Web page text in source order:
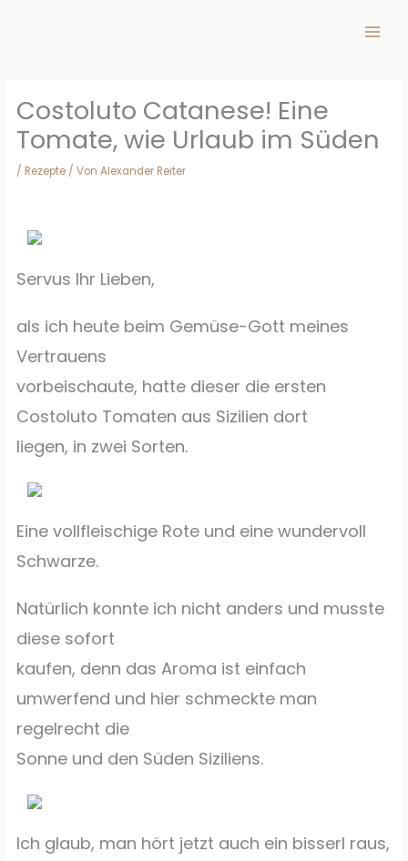
Costoluto Catanese! Eine
Tomate, wie Urlaub im Süden
/ Rezepte / VonAlexander Reiter
Servus Ihr Lieben,
als ich heute beim Gemüse-Gott meines
Vertrauens
vorbeischaute, hatte dieser die ersten
Costoluto Tomaten aus Sizilien dort
liegen, in zwei Sorten.
Eine vollfleischige Rote und eine wundervoll
Schwarze.
Natürlich konnte ich nicht anders und musste
diese sofort
kaufen, denn das Aroma ist einfach
umwerfend und hier schmeckte man
regelrecht die
Sonne und den Süden Siziliens.
Ich glaub, man hört jetzt auch ein bisserl raus,